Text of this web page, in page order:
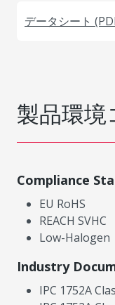
データシート
製品環
Compliance
EU RoHS
REACH SVHC
Low-Halogen
Industry
IPC 1752A